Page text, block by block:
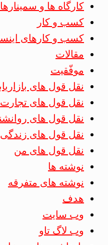
کارگاه ها و
کسب و کار
کسب و کارهای
مقالات
موفّقیت
نقل قول های
نقل قول های تجارت
نقل قول های
نقل قول های زندگی
نقل قول های من
نوشته ها
نوشته های متفرقه
هدف
وب سایت
وب لاگ تاو